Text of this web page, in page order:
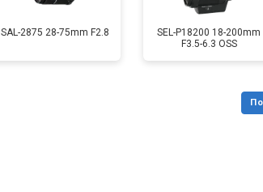
SAL-2875 28-75mm F2.8
SEL-P18200 18-200mm
F3.5-6.3 OSS